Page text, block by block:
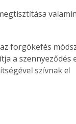
forgókefés
a szennyeződés
szívnak el